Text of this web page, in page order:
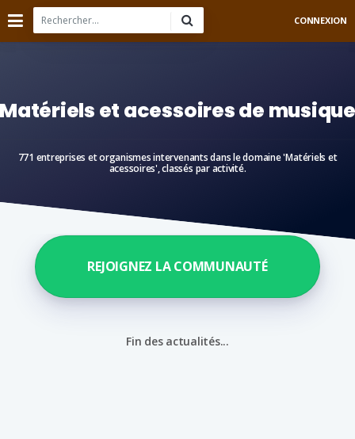
CONNEXION
Matériels et acessoires de musique
771 entreprises et organismes intervenants dans le domaine 'Matériels et
acessoires', classés par activité.
REJOIGNEZ LA COMMUNAUTÉ
Fin des actualités...